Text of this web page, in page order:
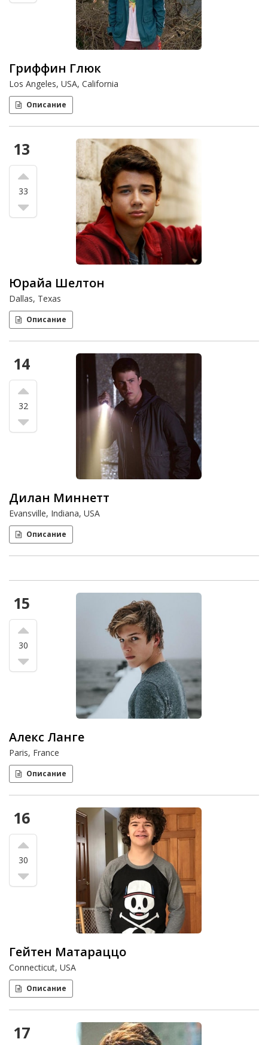
Гриффин Глюк
Los Angeles, USA, California
Описание
13
33
Юрайа Шелтон
Dallas, Texas
Описание
14
32
Дилан Миннетт
Evansville, Indiana, USA
Описание
15
30
Алекс Ланге
Paris, France
Описание
16
30
Гейтен Матараццо
Connecticut, USA
Описание
17